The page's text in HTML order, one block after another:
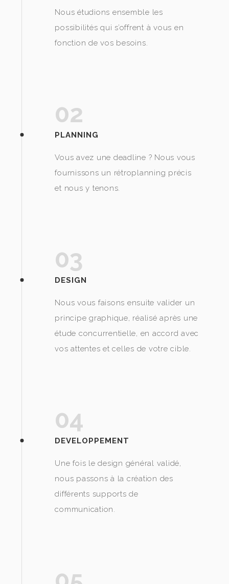
Nous étudions ensemble les
possibilités qui s’offrent à vous en
fonction de vos besoins.
02
PLANNING
Vous avez une deadline ? Nous vous
fournissons un rétroplanning précis
et nous y tenons.
03
DESIGN
Nous vous faisons ensuite valider un
principe graphique, réalisé après une
étude concurrentielle, en accord avec
vos attentes et celles de votre cible.
04
DEVELOPPEMENT
Une fois le design général validé,
nous passons à la création des
différents supports de
communication.